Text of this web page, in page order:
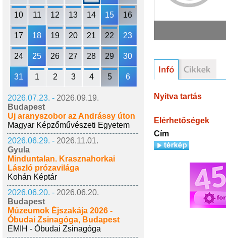
10 11 12 13 14 15 16
17 18 19 20 21 22 23
24 25 26 27 28 29 30
31 1 2 3 4 5 6
2026.07.23. - 2026.09.19.
Budapest
Új aranyszobor az Andrássy úton
Magyar Képzőművészeti Egyetem
2026.06.29. - 2026.11.01.
Gyula
Minduntalan. Krasznahorkai
László prózavilága
Kohán Képtár
2026.06.20. - 2026.06.20.
Budapest
Múzeumok Éjszakája 2026 -
Óbudai Zsinagóga, Budapest
EMIH - Óbudai Zsinagóga
Nyitva tartás
Elérhetőségek
Cím